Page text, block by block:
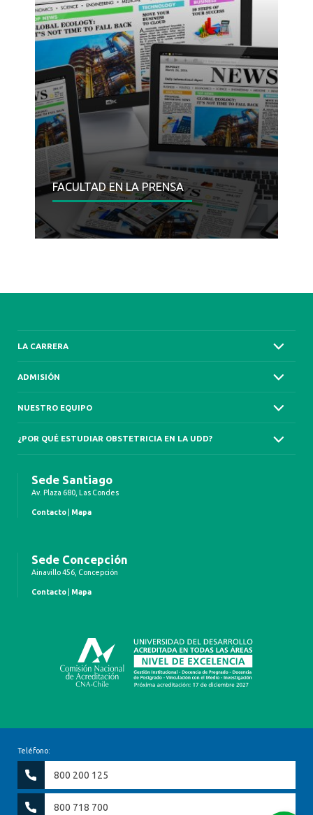
FACULTAD EN LA PRENSA
LA CARRERA
ADMISIÓN
NUESTRO EQUIPO
¿POR QUÉ ESTUDIAR OBSTETRICIA EN LA UDD?
Sede Santiago
Av. Plaza 680, Las Condes
Contacto Mapa
Sede Concepción
Ainavillo 456, Concepción
Contacto Mapa
Teléfono:
800 200 125
800 718 700